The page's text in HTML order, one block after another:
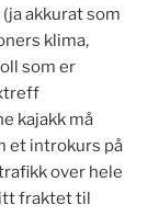
akkurat som
klima,
som er
kajakk må
et introkurs på
over hele
fraktet til